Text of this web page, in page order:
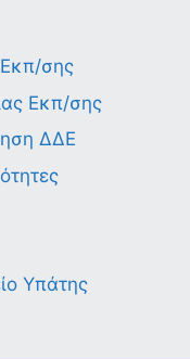
σης
Εκπ/σης
ΔΔΕ
Υπάτης